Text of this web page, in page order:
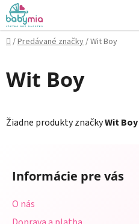
Prejsť
na
obsah
Domov
/Predávané značky/Wit Boy
Wit Boy
Žiadne produkty značkyWit Boy
Informácie pre vás
O nás